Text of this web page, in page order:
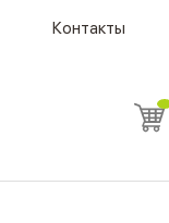
Контакты